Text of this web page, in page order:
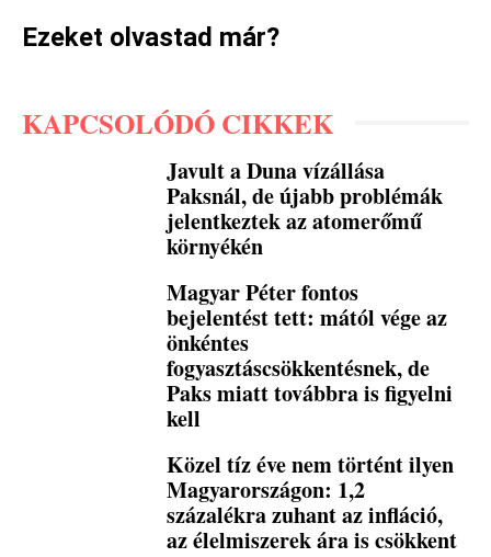
Ezeket olvastad már?
KAPCSOLÓDÓ CIKKEK
Javult a Duna vízállása
Paksnál, de újabb problémák
jelentkeztek az atomerőmű
környékén
Magyar Péter fontos
bejelentést tett: mától vége az
önkéntes
fogyasztáscsökkentésnek, de
Paks miatt továbbra is figyelni
kell
Közel tíz éve nem történt ilyen
Magyarországon: 1,2
százalékra zuhant az infláció,
az élelmiszerek ára is csökkent